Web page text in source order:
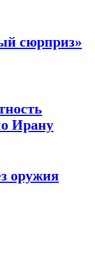
сюрприз»
Ирану
оружия